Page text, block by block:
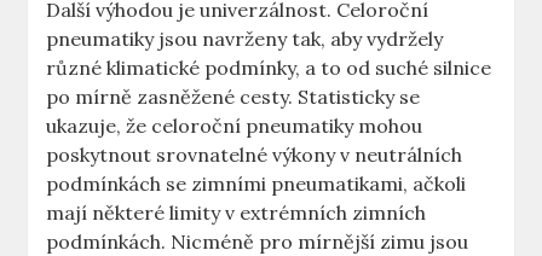
Další výhodou je univerzálnost. Celoroční
pneumatiky jsou navrženy tak, aby vydržely
různé klimatické podmínky, a to od suché silnice
po mírně zasněžené cesty. Statisticky se
ukazuje, že celoroční pneumatiky mohou
poskytnout srovnatelné výkony v neutrálních
podmínkách se zimními pneumatikami, ačkoli
mají některé limity v extrémních zimních
podmínkách. Nicméně pro mírnější zimu jsou